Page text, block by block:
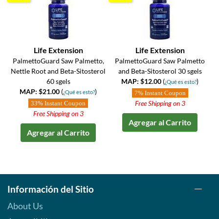
Life Extension
PalmettoGuard Saw Palmetto,
Nettle Root and Beta-Sitosterol
60 sgels
MAP: $21.00 (¿Qué es esto?)
33% Instant Coupon
Free Shipping on 3
Agregar al Carrito
Life Extension
PalmettoGuard Saw Palmetto
and Beta-Sitosterol 30 sgels
MAP: $12.00 (¿Qué es esto?)
7% Instant Coupon
Free Shipping on 3
Agregar al Carrito
Información del Sitio
About Us